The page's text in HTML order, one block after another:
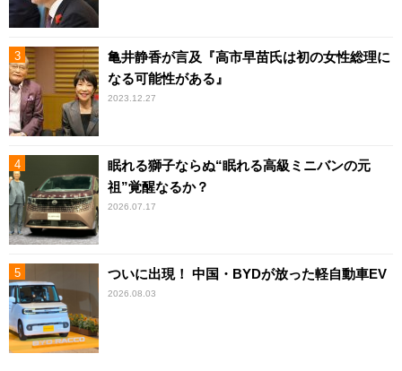
亀井静香が言及『高市早苗氏は初の女性総理に
なる可能性がある』
2023.12.27
眠れる獅子ならぬ“眠れる高級ミニバンの元
祖”覚醒なるか？
2026.07.17
ついに出現！ 中国・BYDが放った軽自動車EV
2026.08.03